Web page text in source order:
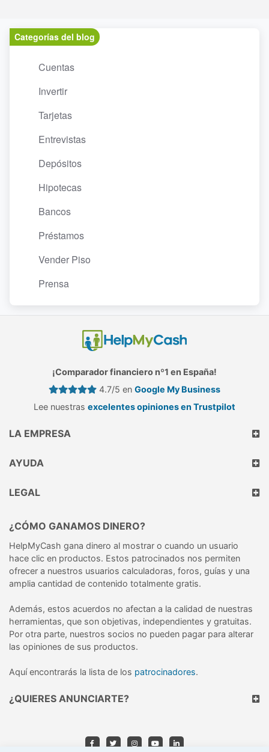
Categorías del blog
Cuentas
Invertir
Tarjetas
Entrevistas
Depósitos
Hipotecas
Bancos
Préstamos
Vender Piso
Prensa
¡Comparador financiero nº1 en España!
4.7/5 en Google My Business
Lee nuestras excelentes opiniones en Trustpilot
LA EMPRESA
AYUDA
LEGAL
¿CÓMO GANAMOS DINERO?
HelpMyCash gana dinero al mostrar o cuando un usuario
hace clic en productos. Estos patrocinados nos permiten
ofrecer a nuestros usuarios calculadoras, foros, guías y una
amplia cantidad de contenido totalmente gratis.
Además, estos acuerdos no afectan a la calidad de nuestras
herramientas, que son objetivas, independientes y gratuitas.
Por otra parte, nuestros socios no pueden pagar para alterar
las opiniones de sus productos.
Aquí encontrarás la lista de los patrocinadores.
¿QUIERES ANUNCIARTE?